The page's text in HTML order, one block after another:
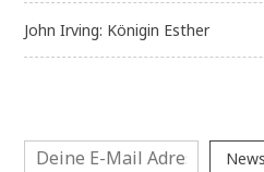
John Irving: Königin Esther